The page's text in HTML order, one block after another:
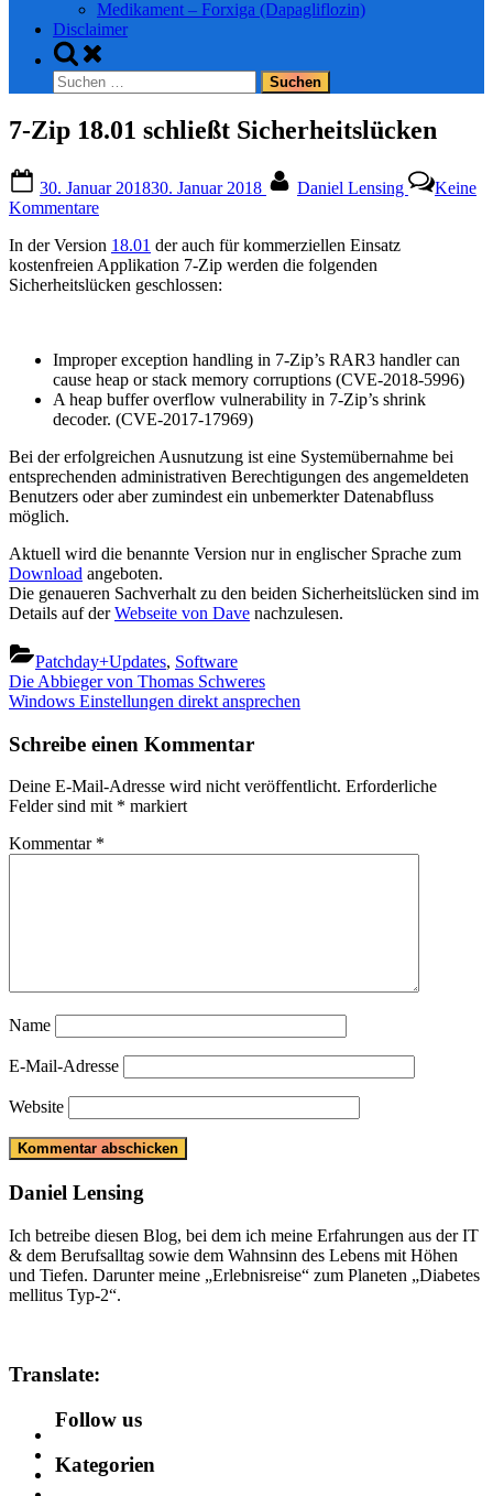
Medikament – Forxiga (Dapagliflozin)
Disclaimer
Toggle
search
form
Suchen
nach:
7-Zip 18.01 schließt Sicherheitslücken
on
30. Januar 201830. Januar 2018 Daniel Lensing
Keine
Kommentarezu
Zip
18.01
schließt
In der Version 18.01 der auch für kommerziellen Einsatz
kostenfreien Applikation 7-Zip werden die folgenden
Sicherheitslücken geschlossen:
Improper exception handling in 7-Zip’s RAR3 handler can
cause heap or stack memory corruptions (CVE-2018-5996)
A heap buffer overflow vulnerability in 7-Zip’s shrink
decoder. (CVE-2017-17969)
Bei der erfolgreichen Ausnutzung ist eine Systemübernahme bei
entsprechenden administrativen Berechtigungen des angemeldeten
Benutzers oder aber zumindest ein unbemerkter Datenabfluss
möglich.
Aktuell wird die benannte Version nur in englischer Sprache zum
Download angeboten.
Die genaueren Sachverhalt zu den beiden Sicherheitslücken sind im
Details auf derWebseite von Dave nachzulesen.
Patchday+Updates, Software
Beitragsnavigation
Previous
Post:
Die Abbieger von Thomas Schweres
Next
Windows Einstellungen direkt ansprechen
Schreibe einen Kommentar
Deine E-Mail-Adresse wird nicht veröffentlicht. Erforderliche
Felder sind mit * markiert
Kommentar *
Name
E-Mail-Adresse
Website
Daniel Lensing
Ich betreibe diesen Blog, bei dem ich meine Erfahrungen aus der IT
& dem Berufsalltag sowie dem Wahnsinn des Lebens mit Höhen
und Tiefen. Darunter meine „Erlebnisreise“ zum Planeten „Diabetes
mellitus Typ-2“.
Translate:
Follow us
Kategorien